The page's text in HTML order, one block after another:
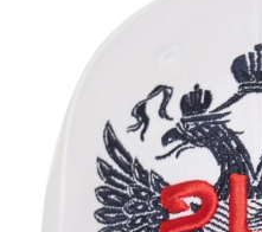
Калининградская область (1)
Кемеровская область (2)
Краснодарский край (5)
Красноярский край (5)
Курская область (1)
Москва и МО (14)
Нижегородская область (1)